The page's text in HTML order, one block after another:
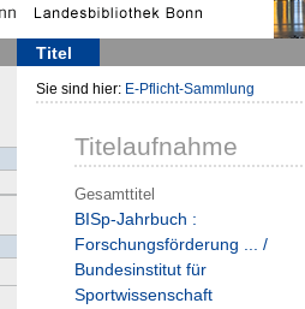
Titel
Sie sind hier: E-Pflicht-Sammlung
Titelaufnahme
Gesamttitel
BISp-Jahrbuch :
Forschungsförderung ... /
Bundesinstitut für
Sportwissenschaft